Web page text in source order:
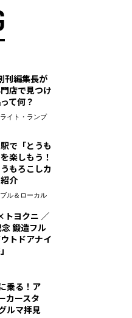
刊編集長が
店で見つけ
て何？
イト・ランプ
で「とうも
楽しもう！
もろこしカ
介
ル＆ローカル
トヨクニ ／
鍛造フル
トドアナイ
乗る！ア
カースタ
ルマ拝見